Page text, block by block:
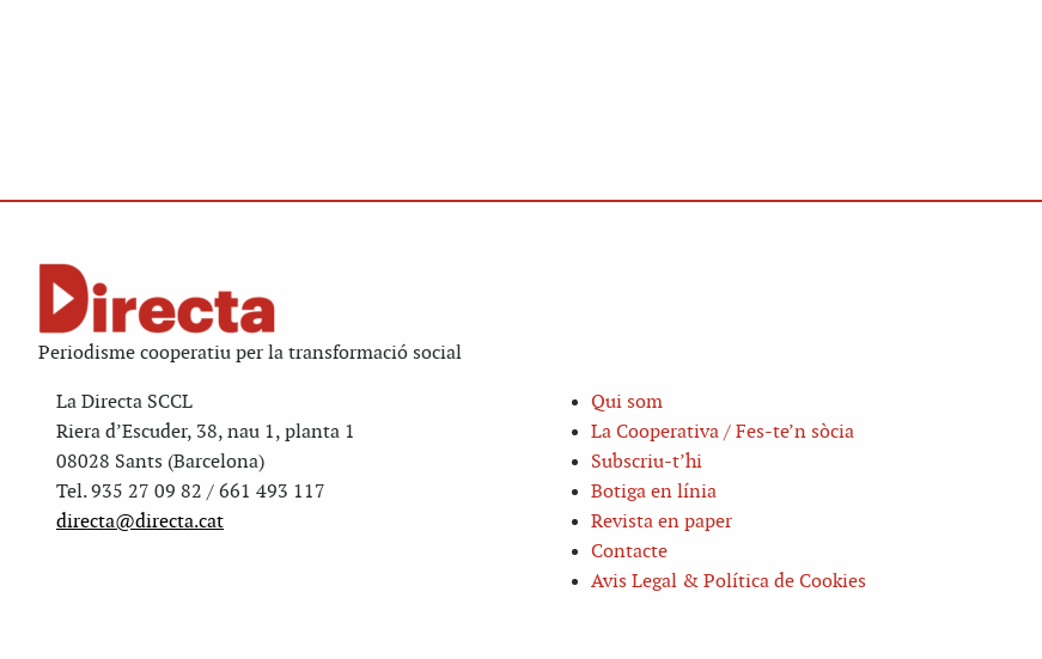
Periodisme cooperatiu per la transformació social
La Directa SCCL
Riera d’Escuder, 38, nau 1, planta 1
08028 Sants (Barcelona)
Tel. 935 27 09 82 / 661 493 117
directa@directa.cat
Qui som
La Cooperativa / Fes-te’n sòcia
Subscriu-t’hi
Botiga en línia
Revista en paper
Contacte
Avis Legal & Política de Cookies